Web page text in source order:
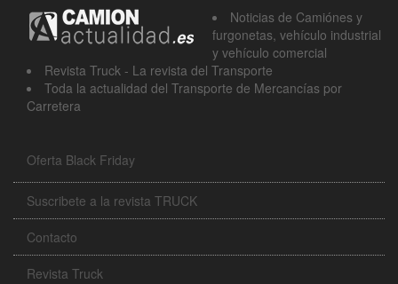
Noticias de Camiónes y
furgonetas, vehículo industrial
y vehículo comercial
Revista Truck - La revista del Transporte
Toda la actualidad del Transporte de Mercancías por
Carretera
Oferta Black Friday
Suscribete a la revista TRUCK
Contacto
Revista Truck